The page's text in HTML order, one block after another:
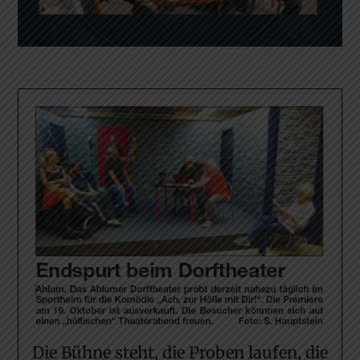
Die Bühne steht, die Proben laufen, die